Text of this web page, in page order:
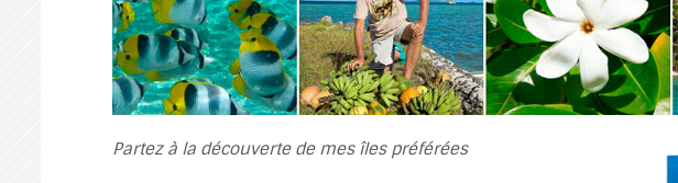
Partez à la découverte de mes îles préférées